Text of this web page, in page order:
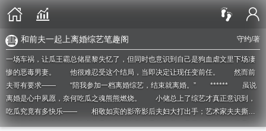
守约/著
和前夫一起上离婚综艺笔趣阁
一场车祸，让瓜王霸总储星黎失忆了，但同时也意识到自己是狗血虐文里下场凄
惨的恶毒男妻。 他很难忍受这个结局，当即决定让现任变前任。 然而前
夫哥有要求—— “陪我参加一档离婚综艺，结束就离婚。” ****** 虽说
离婚是心中夙愿，奈何吃瓜之魂熊熊燃烧。 小储总上了综艺才真正意识到，
吃瓜究竟有多快乐—— 相敬如宾的影帝影后夫妇大打出手；艺术家夫夫撕烂
对方的字画；富豪夫妇指着鼻子说出对方私生子的名字；早已彻底破裂的流量小